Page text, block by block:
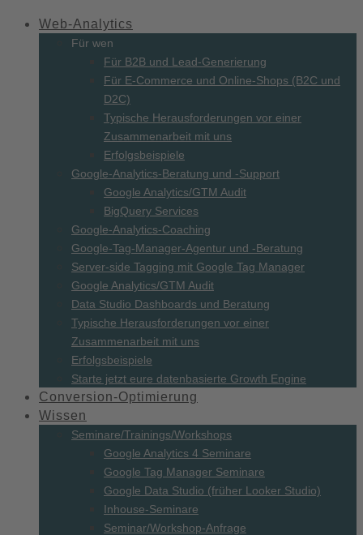
Web-Analytics
Für wen
Für B2B und Lead-Generierung
Für E-Commerce und Online-Shops (B2C und
D2C)
Typische Herausforderungen vor einer
Zusammenarbeit mit uns
Erfolgsbeispiele
Google-Analytics-Beratung und -Support
Google Analytics/GTM Audit
BigQuery Services
Google-Analytics-Coaching
Google-Tag-Manager-Agentur und -Beratung
Server-side Tagging mit Google Tag Manager
Google Analytics/GTM Audit
Data Studio Dashboards und Beratung
Typische Herausforderungen vor einer
Zusammenarbeit mit uns
Erfolgsbeispiele
Starte jetzt eure datenbasierte Growth Engine
Conversion-Optimierung
Wissen
Seminare/Trainings/Workshops
Google Analytics 4 Seminare
Google Tag Manager Seminare
Google Data Studio (früher Looker Studio)
Inhouse-Seminare
Seminar/Workshop-Anfrage